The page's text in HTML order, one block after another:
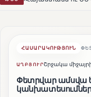
ՀԱՍԱՐԱԿՈՒԹՅՈՒՆ
ԱՂԲՅՈՒՐՇրջակա
Փետրվար ամսվա